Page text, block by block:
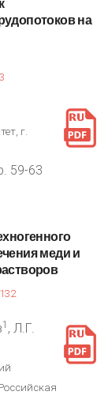
на
г.
59-63
медии
1 , Л.Г.